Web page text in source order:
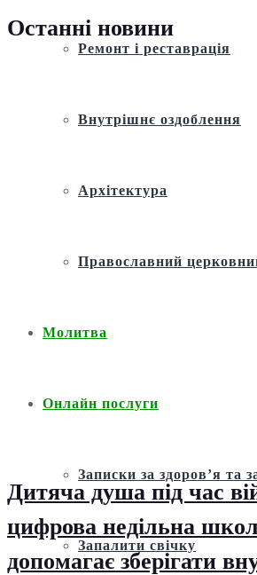
Ремонт і реставрація
Внутрішнє оздоблення
Архітектура
Православний
Молитва
Онлайн послуги
Записки за здоров’я та
Запалити свічку
Останні новини
Дитяча душа під час
цифрова недільна
допомагає зберігати